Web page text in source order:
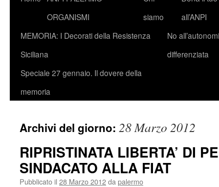
contenuto
ORGANISMI
siamo
all’ANPI
MEMORIA: I Decorati della Resistenza
Siciliana
No
differenziata
Speciale 27 gennaio. Il dovere della
memoria
Archivi del giorno: 28 Marzo 2012
RIPRISTINATA LIBERTA’ DI
SINDACATO ALLA FIAT
Pubblicato il 28 Marzo 2012da palermo